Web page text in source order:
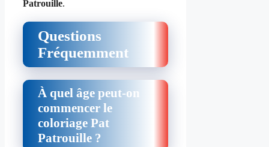
Patrouille.
Questions
Fréquemment
À quel âge peut-on
commencer le
coloriage Pat
Patrouille ?